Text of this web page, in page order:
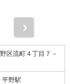
区流町４丁目７－
平野駅